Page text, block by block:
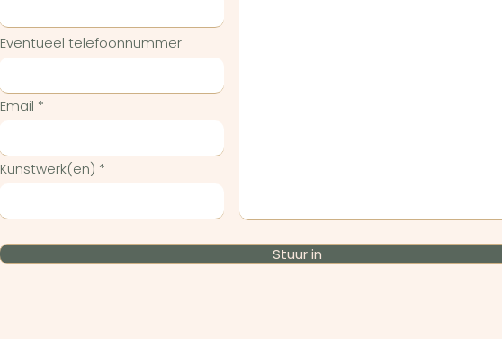
Eventueel telefoonnummer
Email
Kunstwerk(en)
Stuur in